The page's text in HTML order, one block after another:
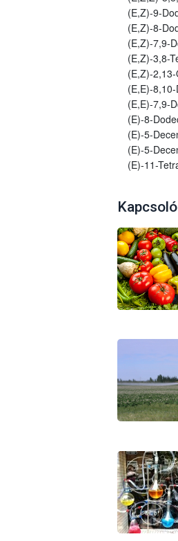
(E,Z)-9-
(E,Z)-8-
(E,Z)-7,9-
(E,Z)-3,8-
(E,Z)-
(E,E)-
(E,E)-7,9-
(E)-8-
(E)-5-
(E)-5-
(E)-11-